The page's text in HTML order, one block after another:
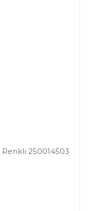
Renkli 250014503